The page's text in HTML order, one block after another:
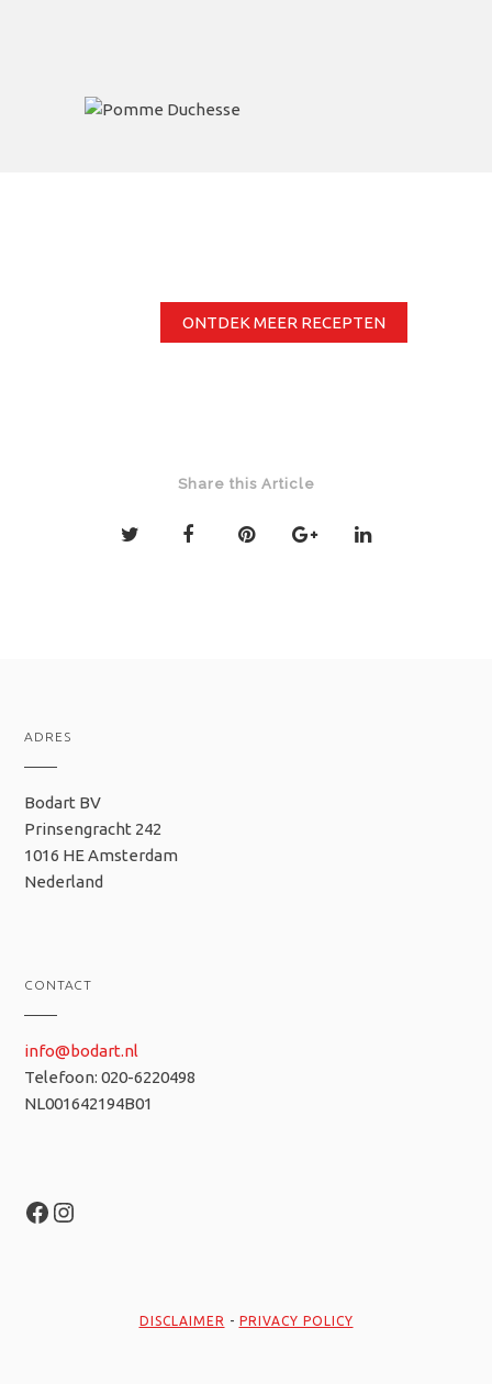
ONTDEK MEER RECEPTEN
Share this Article
ADRES
Bodart BV
Prinsengracht 242
1016 HE Amsterdam
Nederland
CONTACT
info@bodart.nl
Telefoon: 020-6220498
NL001642194B01
Facebook
Instagram
DISCLAIMER - PRIVACY POLICY